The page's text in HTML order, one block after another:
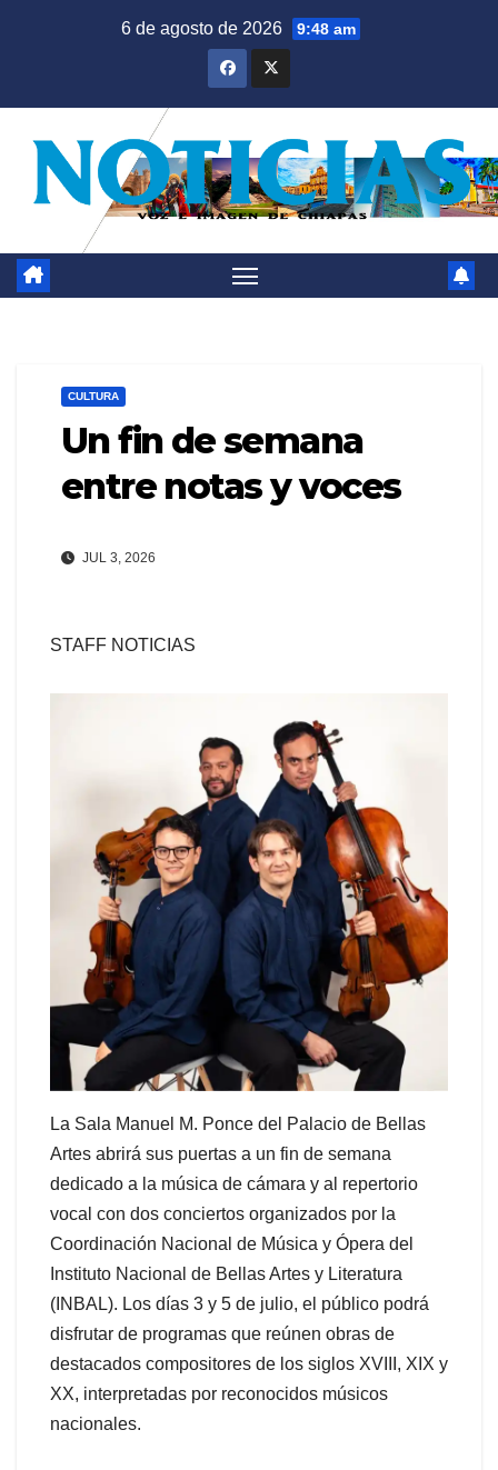
6 de agosto de 2026 9:48 am
CULTURA
Un fin de semana
entre notas y voces
JUL 3, 2026
STAFF NOTICIAS
La Sala Manuel M. Ponce del Palacio de Bellas
Artes abrirá sus puertas a un fin de semana
dedicado a la música de cámara y al repertorio
vocal con dos conciertos organizados por la
Coordinación Nacional de Música y Ópera del
Instituto Nacional de Bellas Artes y Literatura
(INBAL). Los días 3 y 5 de julio, el público podrá
disfrutar de programas que reúnen obras de
destacados compositores de los siglos XVIII, XIX y
XX, interpretadas por reconocidos músicos
nacionales.